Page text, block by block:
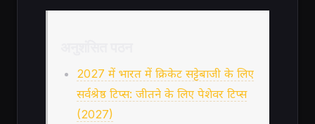
2027 में भारत में क्रिकेट सट्टेबाजी के लिए
सर्वश्रेष्ठ टिप्स: जीतने के लिए पेशेवर टिप्स
(2027)